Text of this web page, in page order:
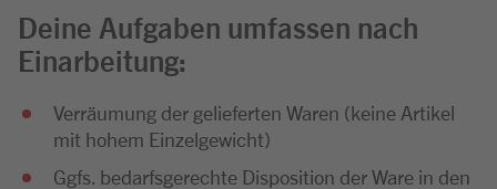
Deine Aufgaben umfassen nach
Einarbeitung:
Verräumung der gelieferten Waren (keine Artikel
mit hohem Einzelgewicht)
Ggfs. bedarfsgerechte Disposition der Ware in den